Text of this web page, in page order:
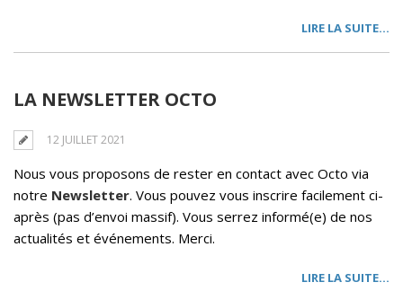
LIRE LA SUITE…
LA NEWSLETTER OCTO
12 JUILLET 2021
Nous vous proposons de rester en contact avec Octo via
notre Newsletter. Vous pouvez vous inscrire facilement ci-
après (pas d’envoi massif). Vous serrez informé(e) de nos
actualités et événements. Merci.
LIRE LA SUITE…